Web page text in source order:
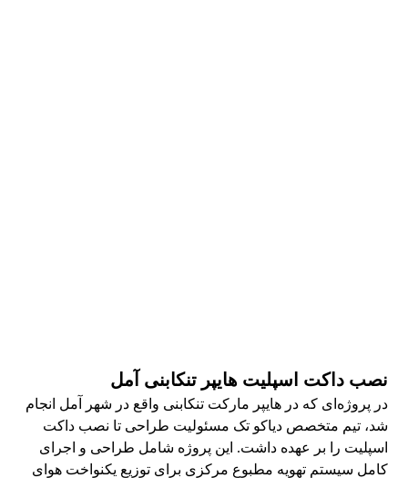
نصب داکت اسپلیت هایپر تنکابنی آمل
در پروژه‌ای که در هایپر مارکت تنکابنی واقع در شهر آمل انجام
شد، تیم متخصص دیاکو تک مسئولیت طراحی تا نصب داکت
اسپلیت را بر عهده داشت. این پروژه شامل طراحی و اجرای
کامل سیستم تهویه مطبوع مرکزی برای توزیع یکنواخت هوای